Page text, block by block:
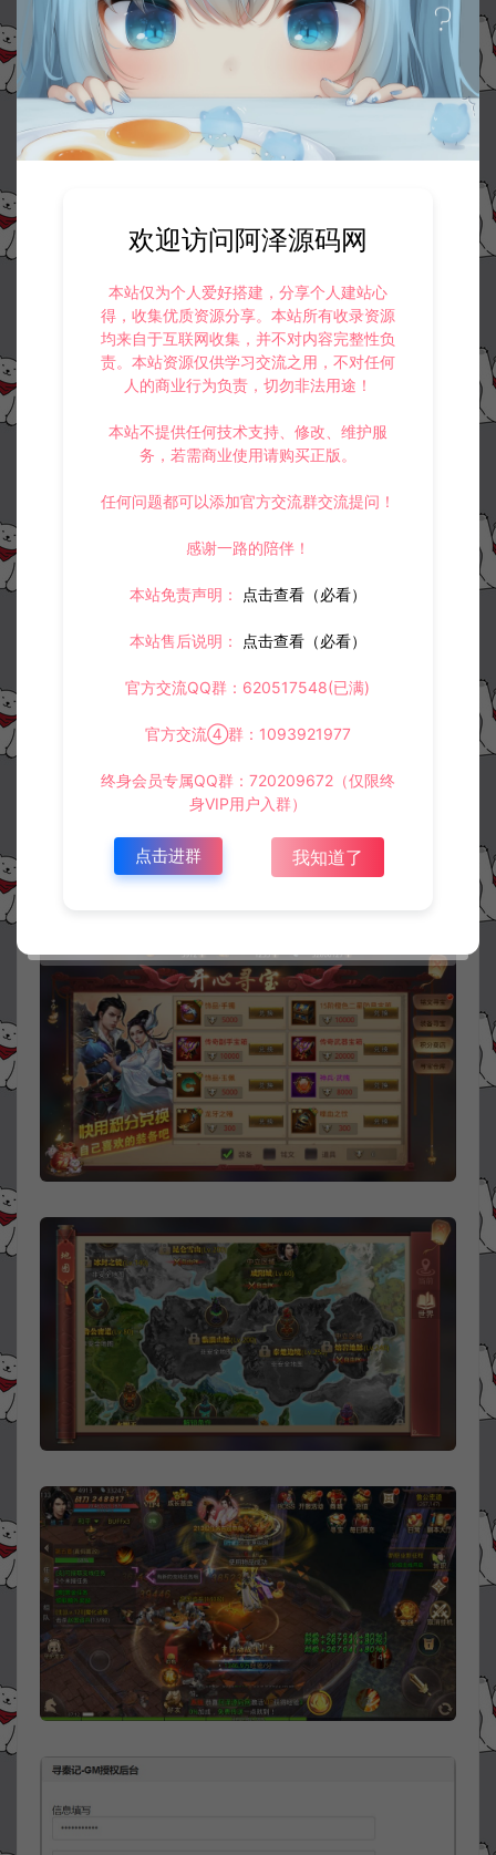
欢迎访问阿泽源码网
本站仅为个人爱好搭建，分享个人建站心
得，收集优质资源分享。本站所有收录资源
均来自于互联网收集，并不对内容完整性负
责。本站资源仅供学习交流之用，不对任何
人的商业行为负责，切勿非法用途！
本站不提供任何技术支持、修改、维护服
务，若需商业使用请购买正版。
任何问题都可以添加官方交流群交流提问！
感谢一路的陪伴！
本站免责声明： 点击查看（必看）
本站售后说明： 点击查看（必看）
官方交流QQ群：620517548(已满)
官方交流④群：1093921977
终身会员专属QQ群：720209672（仅限终
身VIP用户入群）
点击进群 我知道了